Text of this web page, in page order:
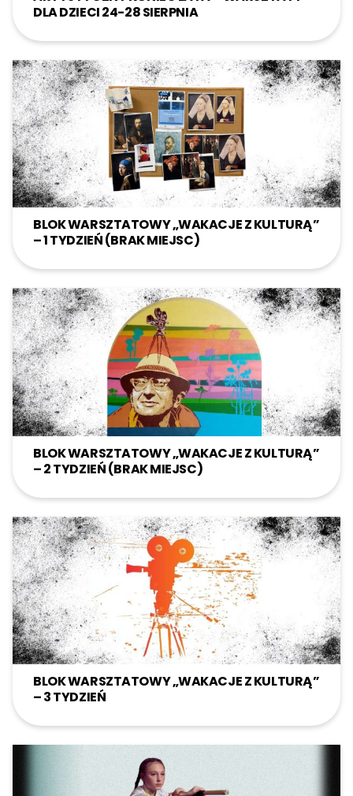
DLA DZIECI 24-28 SIERPNIA
BLOK WARSZTATOWY „WAKACJE Z KULTURĄ”
– 1 TYDZIEŃ (BRAK MIEJSC)
BLOK WARSZTATOWY „WAKACJE Z KULTURĄ”
– 2 TYDZIEŃ (BRAK MIEJSC)
BLOK WARSZTATOWY „WAKACJE Z KULTURĄ”
– 3 TYDZIEŃ